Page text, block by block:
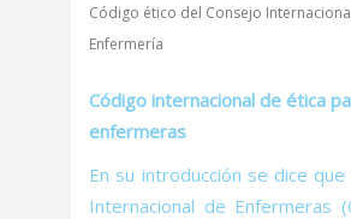
Código ético del Consejo
Enfermería
Código internacional de ética
enfermeras
En su introducción se dice que
Internacional de Enfermeras